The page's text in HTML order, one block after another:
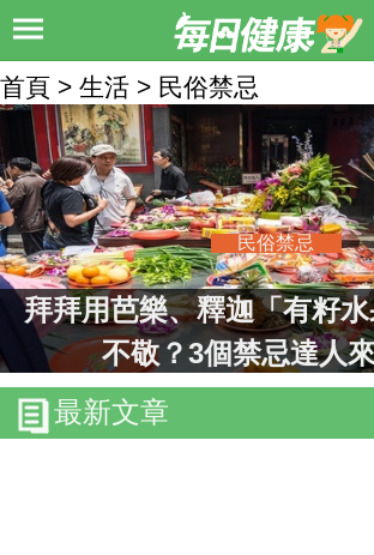
首頁 > 生活 > 民俗禁忌
民俗禁忌
拜拜用芭樂、釋迦「有籽
不敬？3個禁忌達人
最新文章